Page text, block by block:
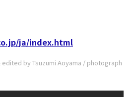
ja/index.html
by Tsuzumi Aoyama / photograph